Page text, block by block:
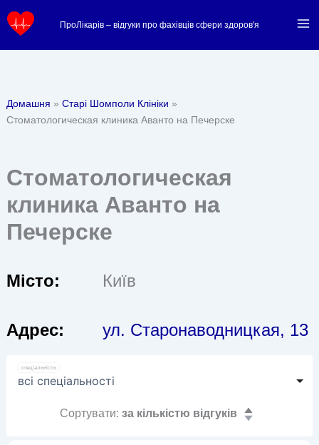
до
ПроЛікарів – відгуки про фахівців сфери здоров'я
Домашня
Старі Шомполи Клініки
Стоматологическая клиника Аванто на Печерске
Стоматологическая
клиника Аванто на
Печерске
Місто: Київ
Адрес: ул. Старонаводницкая, 13
спеціальність
Сортувати: за кількістю відгуків